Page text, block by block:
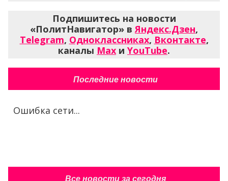
Подпишитесь на новости
«ПолитНавигатор» в Яндекс.Дзен,
Telegram, Одноклассниках, Вконтакте,
каналы Max и YouTube.
Последние новости
Ошибка сети...
Все новости за сегодня